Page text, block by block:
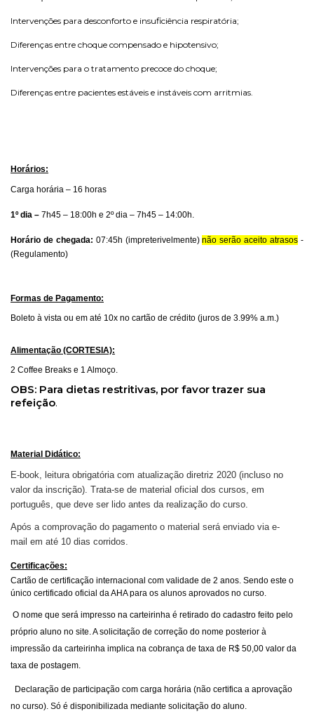
Intervenções para desconforto e insuficiência respiratória;
Diferenças entre choque compensado e hipotensivo;
Intervenções para o tratamento precoce do choque;
Diferenças entre pacientes estáveis e instáveis com arritmias.
Horários:
Carga horária – 16 horas
1º dia – 7h45 – 18:00h e 2º dia – 7h45 – 14:00h.
Horário de chegada: 07:45h (impreterivelmente)não serão aceito atrasos -
(Regulamento)
Formas de Pagamento:
Boleto à vista ou em até 10x no cartão de crédito (juros de 3.99% a.m.)
Alimentação (CORTESIA):
2 Coffee Breaks e 1 Almoço.
OBS: Para dietas restritivas, por favor trazer sua
refeição.
Material Didático:
E-book, leitura obrigatória com atualização diretriz 2020 (incluso no
valor da inscrição). Trata-se de material oficial dos cursos, em
português, que deve ser lido antes da realização do curso.
Após a comprovação do pagamento o material será enviado via e-
mail em até 10 dias corridos.
Certificações:
Cartão de certificação internacional com validade de 2 anos. Sendo este o
único certificado oficial da AHA para os alunos aprovados no curso.
O nome que será impresso na carteirinha é retirado do cadastro feito pelo
próprio aluno no site. A solicitação de correção do nome posterior à
impressão da carteirinha implica na cobrança de taxa de R$ 50,00 valor da
taxa de postagem.
Declaração de participação com carga horária (não certifica a aprovação
no curso). Só é disponibilizada mediante solicitação do aluno.